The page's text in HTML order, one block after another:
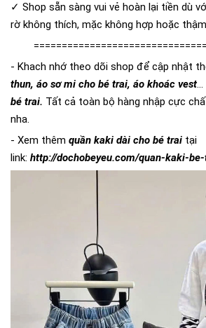
✓ Shop sẵn sàng vui vẻ hoàn lại tiền dù
rờ không thích, mặc không hợp hoặc
- Khach nhớ theo dõi shop để cập nhật
thun, áo sơ mi cho bé trai, áo khoác vest
bé trai. Tất cả toàn bộ hàng nhập cực
nha.
- Xem thêm quần kaki dài cho bé trai tại
link: http://dochobeyeu.com/quan-kaki-